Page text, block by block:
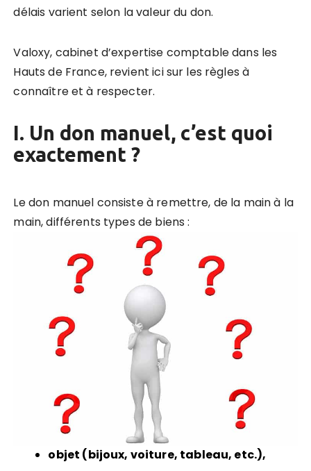
délais varient selon la valeur du don.
Valoxy, cabinet d’expertise comptable dans les
Hauts de France, revient ici sur les règles à
connaître et à respecter.
I. Un don manuel, c’est quoi
exactement ?
Le don manuel consiste à remettre, de la main à la
main, différents types de biens :
objet (bijoux, voiture, tableau, etc.),